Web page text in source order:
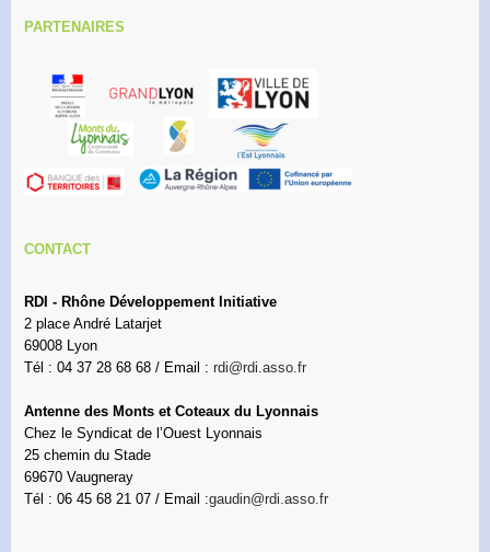
PARTENAIRES
CONTACT
RDI - Rhône Développement Initiative
2 place André Latarjet
69008 Lyon
Tél : 04 37 28 68 68 / Email : rdi@rdi.asso.fr
Antenne des Monts et Coteaux du Lyonnais
Chez le Syndicat de l’Ouest Lyonnais
25 chemin du Stade
69670 Vaugneray
Tél : 06 45 68 21 07 / Email :gaudin@rdi.asso.fr